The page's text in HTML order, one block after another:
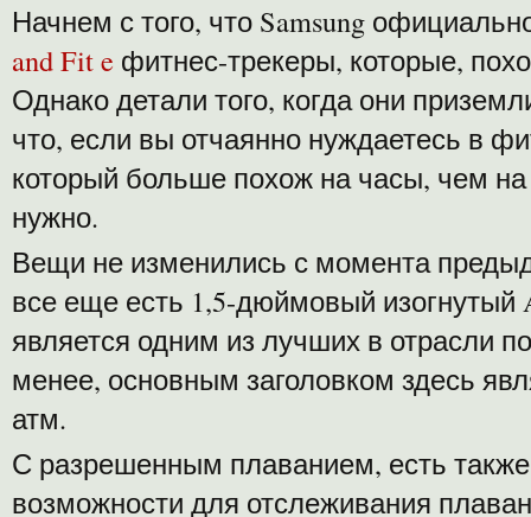
Начнем с того, что Samsung
and Fit e фитнес-трекеры, которые,
Однако детали того, когда они
что, если вы отчаянно нуждаетесь в
который больше похож на часы, чем
нужно.
Вещи не изменились с момента
все еще есть 1,5-дюймовый
является одним из лучших в отрасли
менее, основным заголовком здесь
атм.
С разрешенным плаванием, есть
возможности для отслеживания